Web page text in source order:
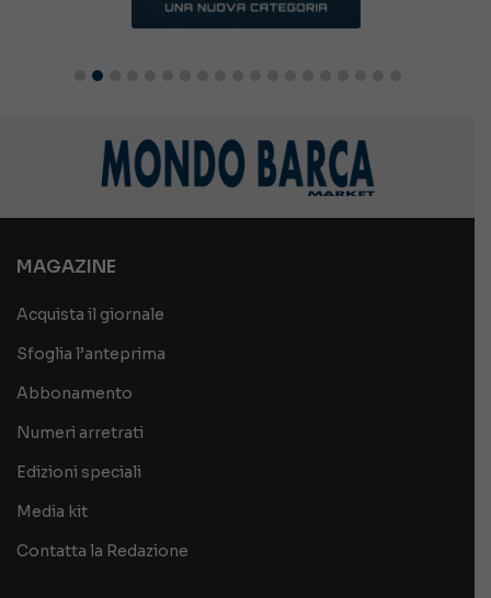
MAGAZINE
Acquista il giornale
Sfoglia l’anteprima
Abbonamento
Numeri arretrati
Edizioni speciali
Media kit
Contatta la Redazione